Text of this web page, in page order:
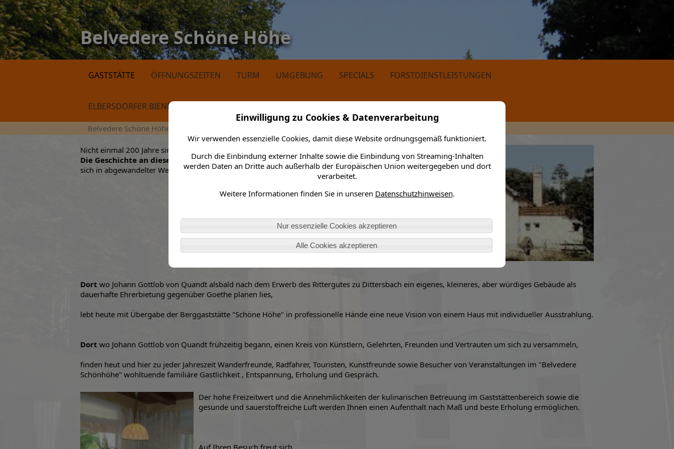
Einwilligung zu Cookies & Datenverarbeitung
Wir verwenden essenzielle Cookies, damit diese Website ordnungsgemäß funktioniert.
Durch die Einbindung externer Inhalte sowie die Einbindung von Streaming-Inhalten
werden Daten an Dritte auch außerhalb der Europäischen Union weitergegeben und dort
verarbeitet.
Weitere Informationen finden Sie in unseren Datenschutzhinweisen.
Nur essenzielle Cookies akzeptieren
Alle Cookies akzeptieren
Belvedere Schöne Höhe
GASTSTÄTTE ÖFFNUNGSZEITEN TURM UMGEBUNG SPECIALS FORSTDIENSTLEISTUNGEN
ELBERSDORFER BIENENHONIG
Belvedere Schöne Höhe > Gaststätte
Nicht einmal 200 Jahre sind vergangen, da scheint
Die Geschichte an diesem Ort
sich in abgewandelter Weise zu wiederholen.
Dort wo Johann Gottlob von Quandt alsbald nach dem Erwerb des Rittergutes zu Dittersbach ein eigenes, kleineres, aber würdiges Gebäude als
dauerhafte Ehrerbietung gegenüber Goethe planen lies,
lebt heute mit Übergabe der Berggaststätte "Schöne Höhe" in professionelle Hände eine neue Vision von einem Haus mit individueller Ausstrahlung.
Dort wo Johann Gottlob von Quandt frühzeitig begann, einen Kreis von Künstlern, Gelehrten, Freunden und Vertrauten um sich zu versammeln,
finden heut und hier zu jeder Jahreszeit Wanderfreunde, Radfahrer, Touristen, Kunstfreunde sowie Besucher von Veranstaltungen im "Belvedere
Schönhöhe" wohltuende familiäre Gastlichkeit , Entspannung, Erholung und Gespräch.
Der hohe Freizeitwert und die Annehmlichkeiten der kulinarischen Betreuung im Gaststättenbereich sowie die
gesunde und sauerstoffreiche Luft werden Ihnen einen Aufenthalt nach Maß und beste Erholung ermöglichen.